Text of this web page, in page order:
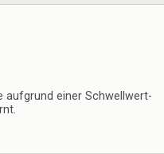
aufgrund einer Schwellwert-